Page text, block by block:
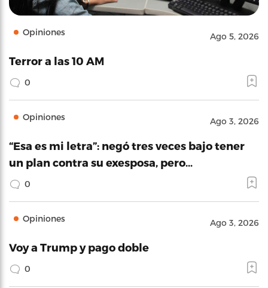
Opiniones Ago 5, 2026
Terror a las 10 AM
0
Opiniones Ago 3, 2026
“Esa es mi letra”: negó tres veces bajo tener
un plan contra su exesposa, pero…
0
Opiniones Ago 3, 2026
Voy a Trump y pago doble
0